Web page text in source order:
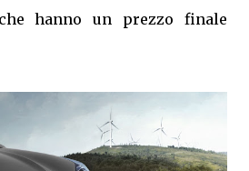
hanno un prezzo finale